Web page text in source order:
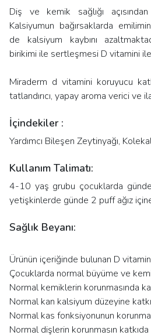
Diş ve kemik sağlığı
Kalsiyumun bağırsaklarda
de kalsiyum kaybını
birikimi ile sertleşmesi D vitamini
Miraderm d vitamini koruyucu
tatlandırıcı, yapay aroma verici ve
İçindekiler :
Yardımcı Bileşen Zeytinyağı,
Kullanım Talimatı:
4-10 yaş grubu çocuklarda
yetişkinlerde günde 2 puff ağız
Sağlık Beyanı:
Ürünün içeriğinde bulunan D
Çocuklarda normal büyüme ve
Normal kemiklerin korunmasında
Normal kan kalsiyum düzeyine
Normal kas fonksiyonunun
Normal dişlerin korunmasın katkıda